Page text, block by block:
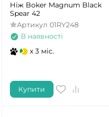
Нiж Boker Magnum Black
Spear 42
Артикул 01RY248
В наявності
x 3 міс.
Купити